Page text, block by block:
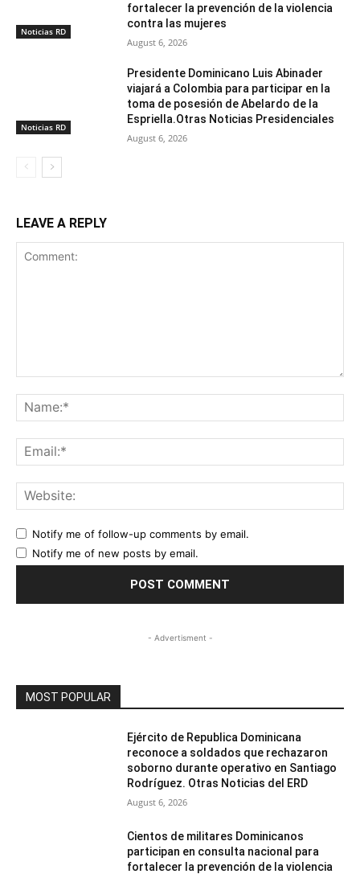
Noticias RD
fortalecer la prevención de la violencia
contra las mujeres
August 6, 2026
Noticias RD
Presidente Dominicano Luis Abinader
viajará a Colombia para participar en la
toma de posesión de Abelardo de la
Espriella.Otras Noticias Presidenciales
August 6, 2026
LEAVE A REPLY
Notify me of follow-up comments by email.
Notify me of new posts by email.
- Advertisment -
MOST POPULAR
Ejército de Republica Dominicana
reconoce a soldados que rechazaron
soborno durante operativo en Santiago
Rodríguez. Otras Noticias del ERD
August 6, 2026
Cientos de militares Dominicanos
participan en consulta nacional para
fortalecer la prevención de la violencia